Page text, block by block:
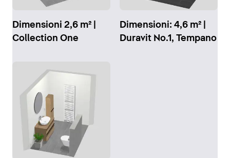
Dimensioni 2,6 m² |
Collection One
Dimensioni: 4,6 m² |
Duravit No.1, Tempano